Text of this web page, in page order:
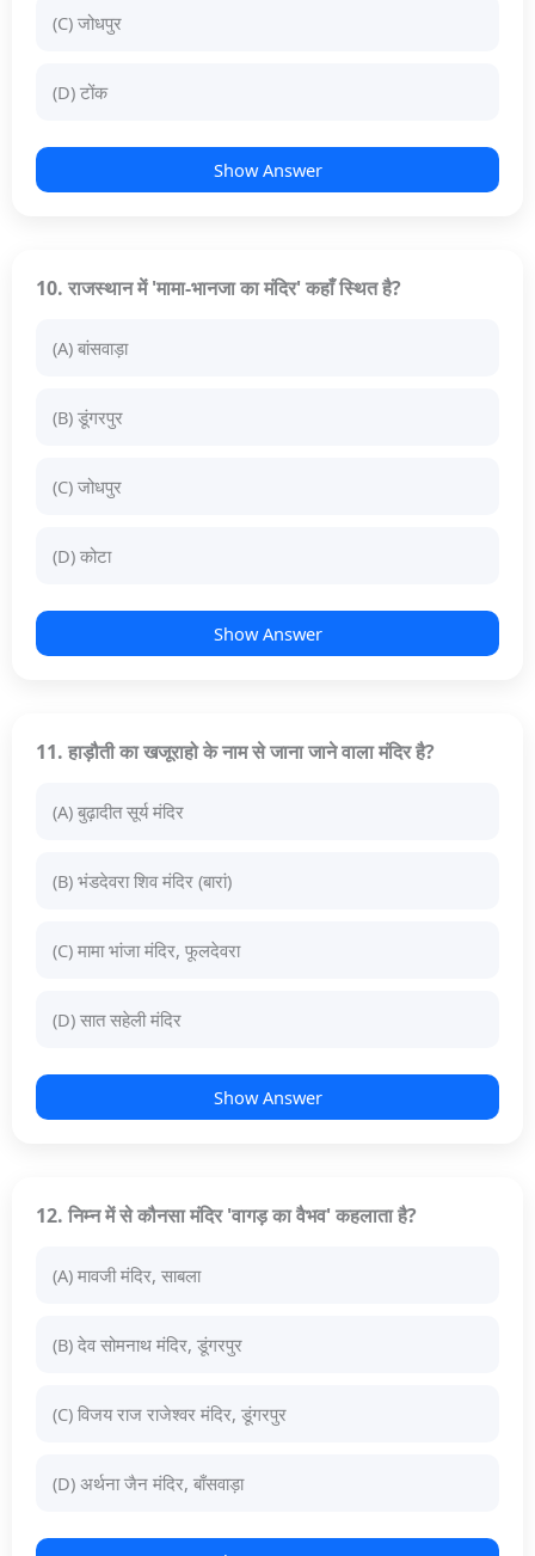
(C) जोधपुर
(D) टोंक
Show Answer
10. राजस्थान में 'मामा-भानजा का मंदिर' कहाँ स्थित है?
(A) बांसवाड़ा
(B) डूंगरपुर
(C) जोधपुर
(D) कोटा
Show Answer
11. हाड़ौती का खजूराहो के नाम से जाना जाने वाला मंदिर है?
(A) बुढ़ादीत सूर्य मंदिर
(B) भंडदेवरा शिव मंदिर (बारां)
(C) मामा भांजा मंदिर, फूलदेवरा
(D) सात सहेली मंदिर
Show Answer
12. निम्न में से कौनसा मंदिर 'वागड़ का वैभव' कहलाता है?
(A) मावजी मंदिर, साबला
(B) देव सोमनाथ मंदिर, डूंगरपुर
(C) विजय राज राजेश्वर मंदिर, डूंगरपुर
(D) अर्थना जैन मंदिर, बाँसवाड़ा